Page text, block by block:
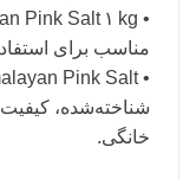
مناسب برای
شناخته‌شده، کیفیت
خانگی.